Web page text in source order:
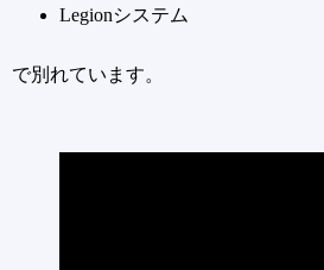
Legionシステム
で別れています。